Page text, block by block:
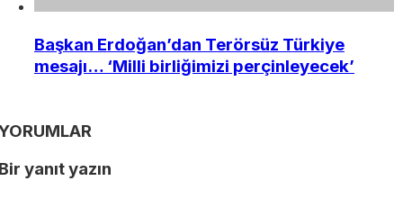
Başkan Erdoğan’dan Terörsüz Türkiye
mesajı… ‘Milli birliğimizi perçinleyecek’
yanıt yazın